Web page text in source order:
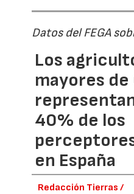
Datos del FEGA
Los
mayores de
40% de los
en España
Redacción Tierras /